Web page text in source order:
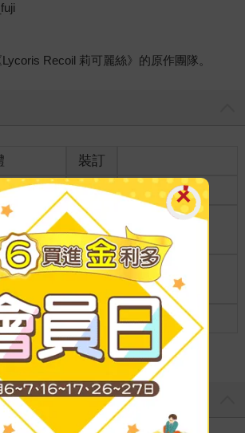
Recoil 莉可麗絲》的原作團隊。
裝訂
分級 普通級
商品規
格
18*12.7*1.1
適讀年
齡
全齡適讀
級別
＞ GL /百合 ＞ GL /百合